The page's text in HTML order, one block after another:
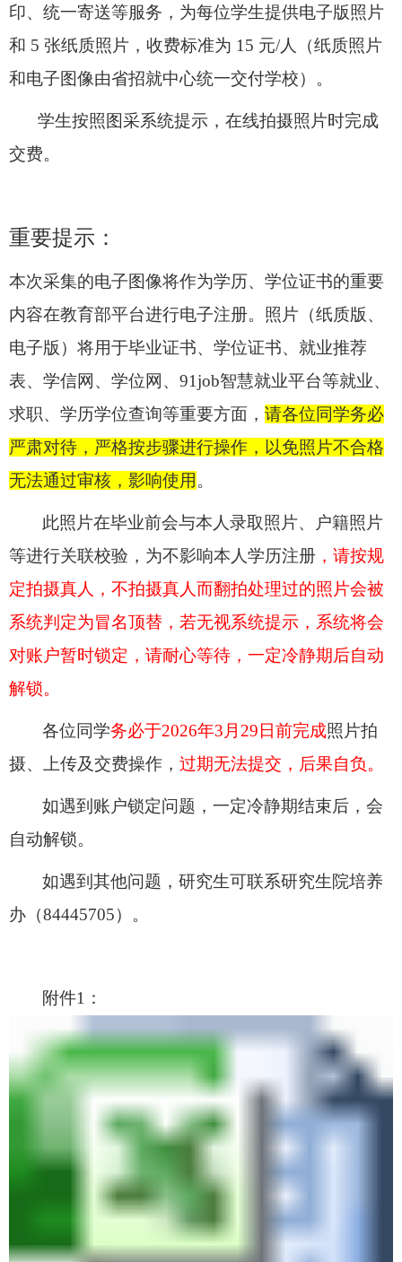
印、统一寄送等服务，为每位学生提供电子版照片
和 5 张纸质照片，收费标准为 15 元/人（纸质照片
和电子图像由省招就中心统一交付学校）。
学生按照图采系统提示，在线拍摄照片时完成
交费。
重要提示：
本次采集的电子图像将作为学历、学位证书的重要
内容在教育部平台进行电子注册。照片（纸质版、
电子版）将用于毕业证书、学位证书、就业推荐
表、学信网、学位网、91job智慧就业平台等就业、
求职、学历学位查询等重要方面， 请各位同学务必
严肃对待，严格按步骤进行操作，以免照片不合格
无法通过审核，影响使用 。
此照片在毕业前会与本人录取照片、户籍照片
等进行关联校验，为不影响本人学历注册 ，请按规
定拍摄真人，不拍摄真人而翻拍处理过的照片会被
系统判定为冒名顶替，若无视系统提示，系统将会
对账户暂时锁定，请耐心等待，一定冷静期后自动
解锁。
各位同学务必于2026年3月29日前完成照片拍
摄、上传及交费操作， 过期无法提交，后果自负。
如遇到账户锁定问题，一定冷静期结束后，会
自动解锁。
如遇到其他问题，研究生可联系研究生院培养
办（84445705）。
附件1：